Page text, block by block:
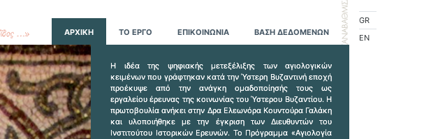
ΑΡΧΙΚΗ ΤΟ ΕΡΓΟ ΕΠΙΚΟΙΝΩΝΙΑ ΒΑΣΗ ΔΕΔΟΜΕΝΩΝ
GR
EN
H ιδέα της ψηφιακής μετεξέλιξης των αγιολογικών
κειμένων που γράφτηκαν κατά την Ύστερη Βυζαντινή εποχή
προέκυψε από την ανάγκη ομαδοποίησής τους ως
εργαλείου έρευνας της κοινωνίας του Ύστερου Βυζαντίου. H
πρωτοβουλία ανήκει στην Δρα Ελεωνόρα Κουντούρα Γαλάκη
και υλοποιήθηκε με την έγκριση των Διευθυντών του
Ινστιτούτου Ιστορικών Ερευνών. Το Πρόγραμμα «Αγιολογία